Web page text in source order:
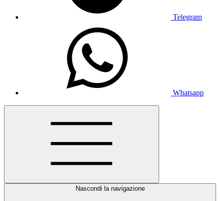
Telegram
Whatsapp
Nascondi la navigazione